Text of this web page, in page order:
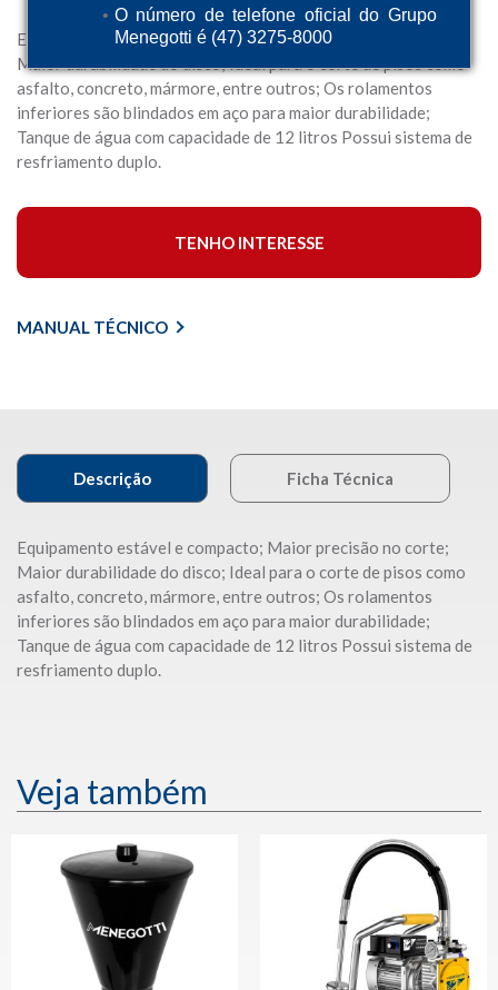
O número de telefone oficial do Grupo
Menegotti é (47) 3275-8000
Equipamento estável e compacto; Maior precisão no corte;
Maior durabilidade do disco; Ideal para o corte de pisos como
asfalto, concreto, mármore, entre outros; Os rolamentos
inferiores são blindados em aço para maior durabilidade;
Tanque de água com capacidade de 12 litros Possui sistema de
resfriamento duplo.
TENHO INTERESSE
MANUAL TÉCNICO
Descrição Ficha Técnica
Equipamento estável e compacto; Maior precisão no corte;
Maior durabilidade do disco; Ideal para o corte de pisos como
asfalto, concreto, mármore, entre outros; Os rolamentos
inferiores são blindados em aço para maior durabilidade;
Tanque de água com capacidade de 12 litros Possui sistema de
resfriamento duplo.
Veja também